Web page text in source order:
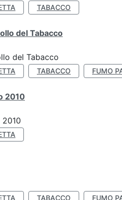
TABACCO
del Tabacco
del Tabacco
TABACCO FUMO
2010
TABACCO FUMO